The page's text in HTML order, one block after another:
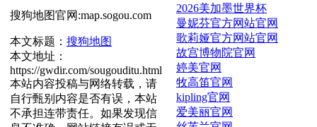
搜狗地图官网:map.sogou.com
本文标题： 搜狗地图
本文地址：
https://gwdir.com/sougouditu.html
本站内容投稿与网络转载，请
自行甄别内容是否有误，本站
不承担连带责任。如果发现信
2026美加墨世界杯
曼妮芬官方网站官网
歌莉娅官方网站官网
故宫博物院官网
婷美官网
牧高笛官网
kipling官网
爱美丽官网